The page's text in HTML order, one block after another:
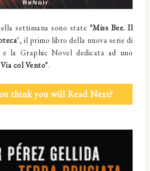
settimana sono state "Miss Bee. Il
", il primo libro della nuova serie di
e la Graphic Novel dedicata ad uno
col Vento".
think you will Read Next?